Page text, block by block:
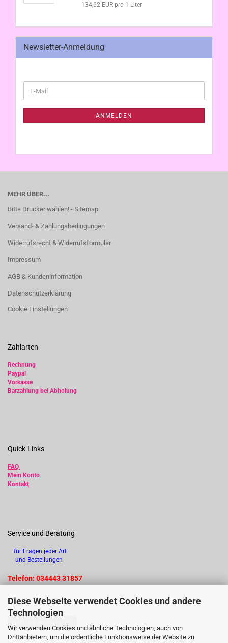
Diese Webseite verwendet Cookies und andere
Technologien
Wir verwenden Cookies und ähnliche Technologien, auch von
Drittanbietern, um die ordentliche Funktionsweise der Website zu
134,62 EUR pro 1 Liter
Newsletter-Anmeldung
ZUR
E-
Mail
ANMELDEN
MEHR ÜBER...
Bitte Drucker wählen! - Sitemap
Versand- & Zahlungsbedingungen
Widerrufsrecht & Widerrufsformular
Impressum
AGB & Kundeninformation
Datenschutzerklärung
Cookie Einstellungen
Zahlarten
Rechnung
Paypal
Vorkasse
Barzahlung bei Abholung
Quick-Links
FAQ
Mein Konto
Kontakt
Service und Beratung
für Fragen jeder Art
und Bestellungen
Telefon: 034443 31857